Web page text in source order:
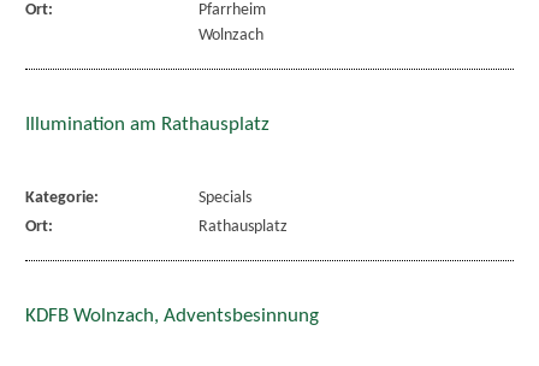
Ort:
Pfarrheim
Wolnzach
Illumination am Rathausplatz
Kategorie:
Specials
Ort:
Rathausplatz
KDFB Wolnzach, Adventsbesinnung